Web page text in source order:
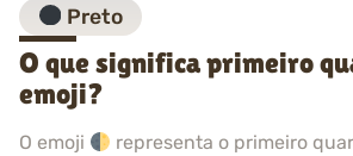
Preto
O que significa primeiro
emoji?
O emoji
representa o primeiro